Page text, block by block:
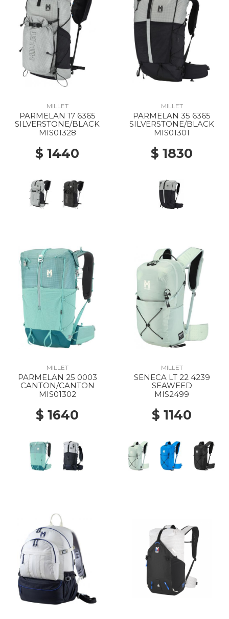
MILLET
PARMELAN 17 6365
SILVERSTONE/BLACK
MIS01328
$ 1440
MILLET
PARMELAN 35 6365
SILVERSTONE/BLACK
MIS01301
$ 1830
MILLET
PARMELAN 25 0003
CANTON/CANTON
MIS01302
$ 1640
MILLET
SENECA LT 22 4239
SEAWEED
MIS2499
$ 1140